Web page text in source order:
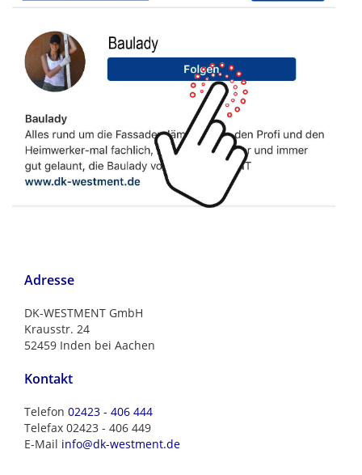
Adresse
DK-WESTMENT GmbH
Krausstr. 24
52459 Inden bei Aachen
Kontakt
Telefon 02423 - 406 444
Telefax 02423 - 406 449
E-Mail info@dk-westment.de